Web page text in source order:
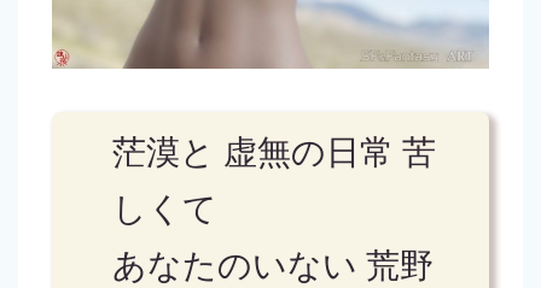
茫漠と 虚無の日常 苦
しくて
あなたのいない 荒野